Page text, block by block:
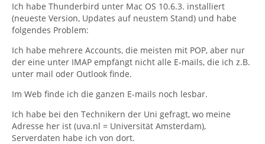
Ich habe Thunderbird unter Mac OS 10.6.3. installiert
(neueste Version, Updates auf neustem Stand) und habe
folgendes Problem:
Ich habe mehrere Accounts, die meisten mit POP, aber nur
der eine unter IMAP empfängt nicht alle E-mails, die ich z.B.
unter mail oder Outlook finde.
Im Web finde ich die ganzen E-mails noch lesbar.
Ich habe bei den Technikern der Uni gefragt, wo meine
Adresse her ist (uva.nl = Universität Amsterdam),
Serverdaten habe ich von dort.